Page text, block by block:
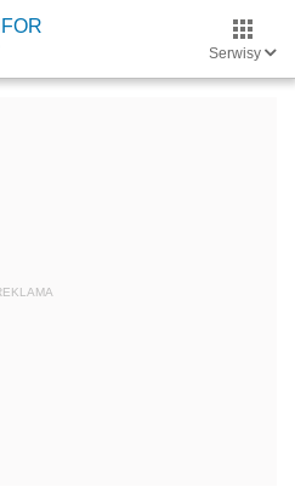
Serwisy